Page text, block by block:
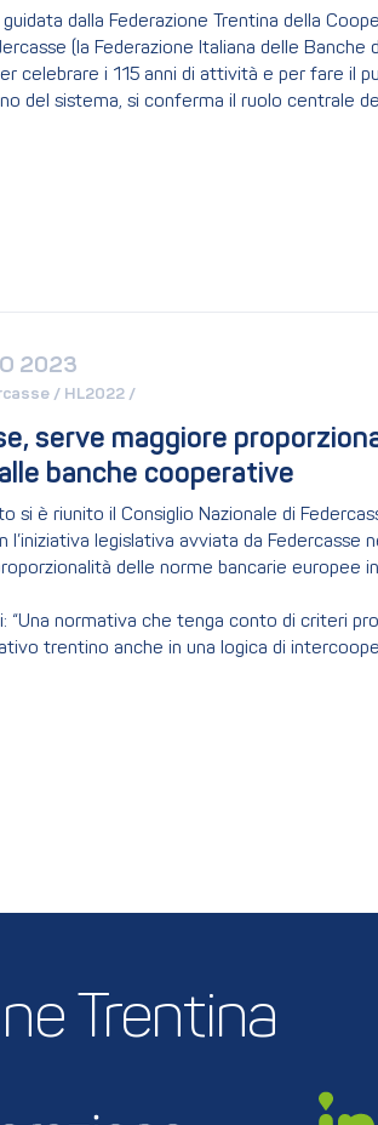
dalla Federazione Trentina della
(la Federazione Italiana delle Banche
celebrare i 115 anni di attività e per fare il
del sistema, si conferma il ruolo centrale
2023
/ HL2022 /
serve maggiore
banche cooperative
si è riunito il Consiglio Nazionale di
l’iniziativa legislativa avviata da
delle norme bancarie europee
“Una normativa che tenga conto di criteri
trentino anche in una logica di
Trentina